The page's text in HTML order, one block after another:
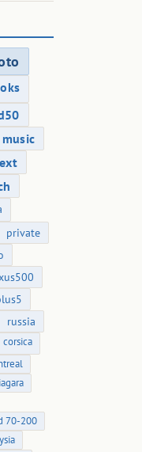
music
private
russia
corsica
70-200